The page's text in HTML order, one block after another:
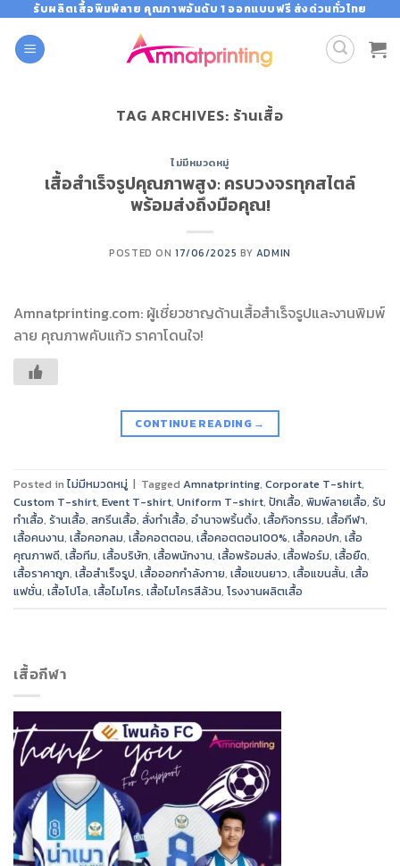
content
รับผลิตเสื้อพิมพ์ลาย คุณภาพอันดับ 1 ออกแบบฟรี ส่งด่วนทั่วไทย
TAG ARCHIVES: ร้านเสื้อ
ไม่มีหมวดหมู่
เสื้อสำเร็จรูปคุณภาพสูง: ครบวงจรทุกสไตล์
พร้อมส่งถึงมือคุณ!
POSTED ON 17/06/2025 BY ADMIN
Amnatprinting.com: ผู้เชี่ยวชาญด้านเสื้อสำเร็จรูปและงานพิมพ์
ลาย คุณภาพคับแก้ว ราคาโดนใจ!
CONTINUE READING →
Posted in ไม่มีหมวดหมู่ | Tagged Amnatprinting, Corporate T-shirt,
Custom T-shirt, Event T-shirt, Uniform T-shirt, ปักเสื้อ, พิมพ์ลายเสื้อ, รับ
ทำเสื้อ, ร้านเสื้อ, สกรีนเสื้อ, สั่งทำเสื้อ, อำนาจพริ้นติ้ง, เสื้อกิจกรรม, เสื้อกีฬา,
เสื้อคนงาน, เสื้อคอกลม, เสื้อคอตตอน, เสื้อคอตตอน100%, เสื้อคอปก, เสื้อ
คุณภาพดี, เสื้อทีม, เสื้อบริษัท, เสื้อพนักงาน, เสื้อพร้อมส่ง, เสื้อฟอร์ม, เสื้อยืด,
เสื้อราคาถูก, เสื้อสำเร็จรูป, เสื้อออกกำลังกาย, เสื้อแขนยาว, เสื้อแขนสั้น, เสื้อ
แฟชั่น, เสื้อโปโล, เสื้อไมโคร, เสื้อไมโครสีล้วน, โรงงานผลิตเสื้อ
เสื้อกีฬา